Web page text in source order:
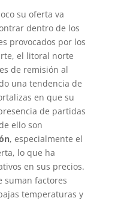
su oferta va
dentro de los
provocados por los
el litoral norte
de remisión al
una tendencia de
en que su
de partidas
ello son
, especialmente el
lo que ha
en sus precios.
suman factores
temperaturas y